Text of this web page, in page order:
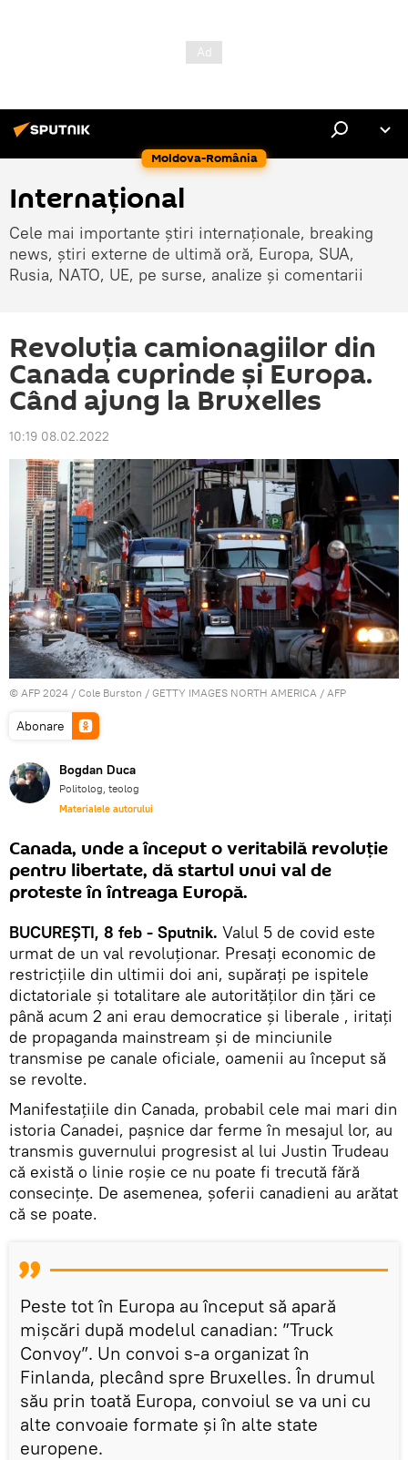
Moldova-România
Internaţional
Cele mai importante știri internaționale, breaking
news, știri externe de ultimă oră, Europa, SUA,
Rusia, NATO, UE, pe surse, analize și comentarii
Revoluția camionagiilor din
Canada cuprinde și Europa.
Când ajung la Bruxelles
10:19 08.02.2022
© AFP 2024 / Cole Burston / GETTY IMAGES NORTH AMERICA / AFP
Abonare
Bogdan Duca
Politolog, teolog
Materialele autorului
Canada, unde a început o veritabilă revoluție
pentru libertate, dă startul unui val de
proteste în întreaga Europă.
BUCUREȘTI, 8 feb - Sputnik. Valul 5 de covid este
urmat de un val revoluționar. Presați economic de
restricțiile din ultimii doi ani, supărați pe ispitele
dictatoriale și totalitare ale autorităților din țări ce
până acum 2 ani erau democratice și liberale , iritați
de propaganda mainstream și de minciunile
transmise pe canale oficiale, oamenii au început să
se revolte.
Manifestațiile din Canada, probabil cele mai mari din
istoria Canadei, pașnice dar ferme în mesajul lor, au
transmis guvernului progresist al lui Justin Trudeau
că există o linie roșie ce nu poate fi trecută fără
consecințe. De asemenea, șoferii canadieni au arătat
că se poate.
Peste tot în Europa au început să apară
mișcări după modelul canadian: ”Truck
Convoy”. Un convoi s-a organizat în
Finlanda, plecând spre Bruxelles. În drumul
său prin toată Europa, convoiul se va uni cu
alte convoaie formate și în alte state
europene.